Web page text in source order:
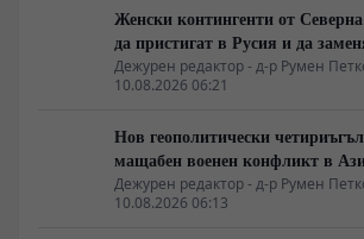
Женски контингенти от
да пристигат в Русия и да
от Централна Азия в руската
Дежурен редактор - д-р Румен
10.08.2026 06:21
Нов геополитически
мащабен военен конфликт в
Дежурен редактор - д-р Румен
10.08.2026 06:13